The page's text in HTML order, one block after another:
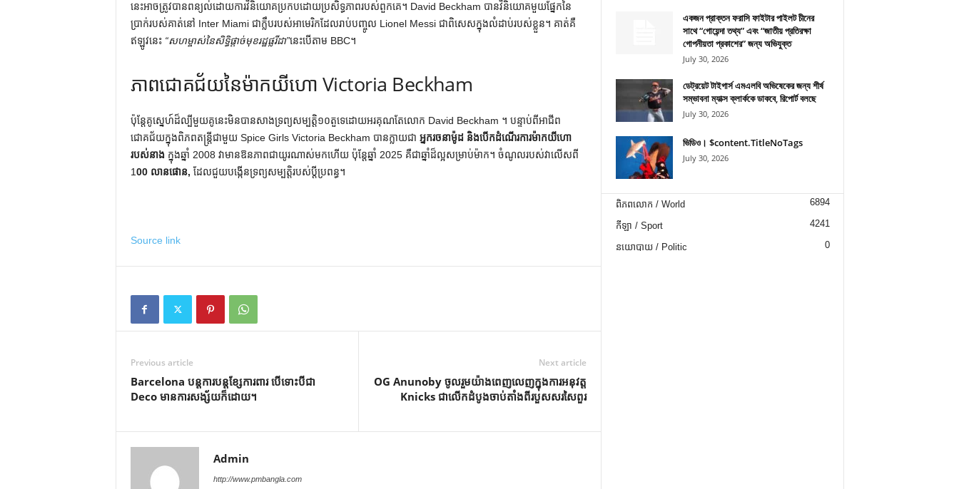
នេះអាចត្រូវបានពន្យល់ដោយការវិនិយោគប្រកបដោយប្រសិទ្ធភាពរបស់ពួកគេ។ David Beckham បាន​វិនិយោគ​មួយ​ផ្នែក​នៃ​
ប្រាក់​របស់​គាត់​នៅ Inter Miami ជា​ក្លឹប​របស់​អាមេរិក​ដែល​រាប់​បញ្ចូល​ Lionel Messi ជា​ពិសេស​ក្នុង​លំដាប់​របស់​ខ្លួន។ គាត់គឺ
ឥឡូវនេះ “សហម្ចាស់នៃសិទ្ធិផ្តាច់មុខរដ្ឋផ្លរីដា”នេះ​បើ​តាម BBC។
ភាពជោគជ័យនៃម៉ាកយីហោ Victoria Beckham
ប៉ុន្តែ​គូស្នេហ៍​ដ៏​ល្បី​មួយ​គូ​នេះ​មិន​បាន​សាង​ទ្រព្យសម្បត្តិ​១០​តួ​ទេ​ដោយ​អរគុណ​តែ​លោក David Beckham ។ បន្ទាប់ពីអាជីព
ជោគជ័យក្នុងពិភពតន្ត្រីជាមួយ Spice Girls Victoria Beckham បានក្លាយជា អ្នករចនាម៉ូដ និងបើកដំណើរការម៉ាកយីហោ
របស់នាង ក្នុងឆ្នាំ 2008 វាមានឱនភាពជាយូរណាស់មកហើយ ប៉ុន្តែឆ្នាំ 2025 គឺជាឆ្នាំដ៏ល្អសម្រាប់ម៉ាក។ ចំណូលរបស់វាលើសពី
100 លានផោន, ដែលជួយបង្កើនទ្រព្យសម្បត្តិរបស់ប្តីប្រពន្ធ។
Source link
Previous article
Barcelona បន្តការបន្តខ្សែការពារ បើទោះបីជា
Deco មានការសង្ស័យក៏ដោយ។
Next article
OG Anunoby ចូលរួមយ៉ាងពេញលេញក្នុងការអនុវត្ត
Knicks ជាលើកដំបូងចាប់តាំងពីរបួសសរសៃពួរ
Admin
http://www.pmbangla.com
একজন প্রাক্তন ফরাসি ফাইটার পাইলট চীনের
সাথে “গোয়েন্দা তথ্য” এবং “জাতীয় প্রতিরক্ষা
গোপনীয়তা প্রকাশের” জন্য অভিযুক্ত
July 30, 2026
ডেট্রয়েট টাইগার্স এমএলবি অভিষেকের জন্য শীর্ষ
সম্ভাবনা ম্যাক্স ক্লার্ককে ডাকবে, রিপোর্ট বলছে
July 30, 2026
ভিডিও। $content.TitleNoTags
July 30, 2026
ពិភពលោក / World 6894
កីឡា / Sport 4241
នយោបាយ / Politic 0